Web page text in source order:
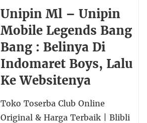
Unipin Ml – Unipin
Mobile Legends Bang
Bang : Belinya Di
Indomaret Boys, Lalu
Ke Websitenya
Toko Toserba Club Online
Original & Harga Terbaik | Blibli